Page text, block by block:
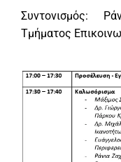
Συντονισμός:
Τμήματος